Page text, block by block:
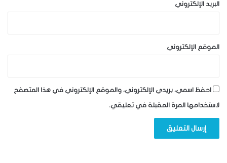
البريد الإلكتروني
الموقع الإلكتروني
احفظ اسمي، بريدي الإلكتروني، والموقع الإلكتروني في هذا المتصفح
لاستخدامها المرة المقبلة في تعليقي.